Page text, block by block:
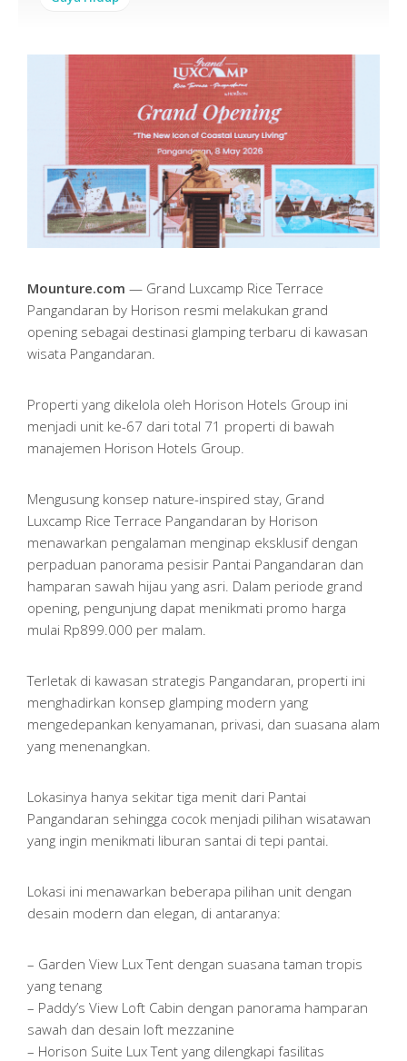
Mounture.com — Grand Luxcamp Rice Terrace
Pangandaran by Horison resmi melakukan grand
opening sebagai destinasi glamping terbaru di kawasan
wisata Pangandaran.
Properti yang dikelola oleh Horison Hotels Group ini
menjadi unit ke-67 dari total 71 properti di bawah
manajemen Horison Hotels Group.
Mengusung konsep nature-inspired stay, Grand
Luxcamp Rice Terrace Pangandaran by Horison
menawarkan pengalaman menginap eksklusif dengan
perpaduan panorama pesisir Pantai Pangandaran dan
hamparan sawah hijau yang asri. Dalam periode grand
opening, pengunjung dapat menikmati promo harga
mulai Rp899.000 per malam.
Terletak di kawasan strategis Pangandaran, properti ini
menghadirkan konsep glamping modern yang
mengedepankan kenyamanan, privasi, dan suasana alam
yang menenangkan.
Lokasinya hanya sekitar tiga menit dari Pantai
Pangandaran sehingga cocok menjadi pilihan wisatawan
yang ingin menikmati liburan santai di tepi pantai.
Lokasi ini menawarkan beberapa pilihan unit dengan
desain modern dan elegan, di antaranya:
– Garden View Lux Tent dengan suasana taman tropis
yang tenang
– Paddy’s View Loft Cabin dengan panorama hamparan
sawah dan desain loft mezzanine
– Horison Suite Lux Tent yang dilengkapi fasilitas